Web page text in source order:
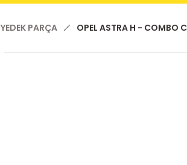
YEDEK PARÇA OPEL ASTRA H - COMBO